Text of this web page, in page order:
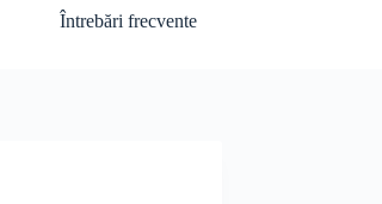
Întrebări frecvente